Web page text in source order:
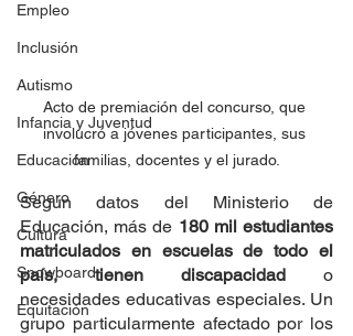
Empleo
Inclusión
Autismo
Infancia y Juventud
Educación
Género
Cultura
Snowboard
Equitación
Acto de premiación del concurso, que
involucró a jóvenes participantes, sus
familias, docentes y el jurado.
Según datos del Ministerio de
Educación, más de 180 mil estudiantes
matriculados en escuelas de todo el
país, tienen discapacidad o
necesidades educativas especiales. Un
grupo particularmente afectado por los